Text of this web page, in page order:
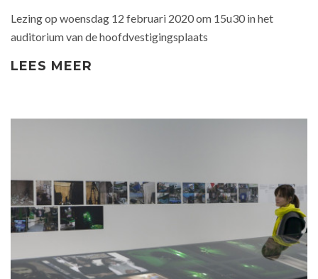
Lezing op woensdag 12 februari 2020 om 15u30 in het
auditorium van de hoofdvestigingsplaats
LEES MEER